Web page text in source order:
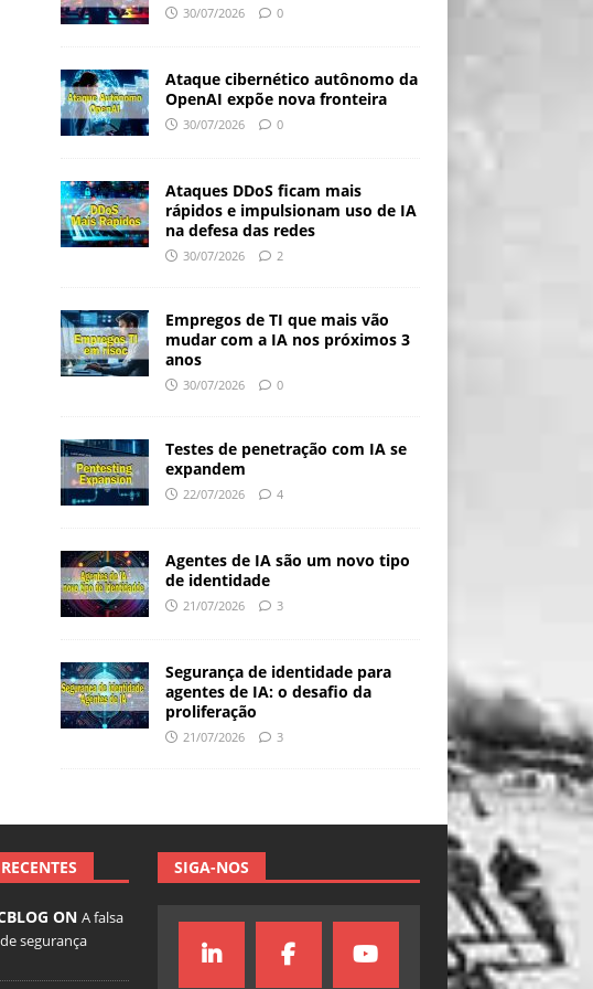
30/07/2026 0
Ataque cibernético autônomo da
OpenAI expõe nova fronteira
30/07/2026 0
Ataques DDoS ficam mais
rápidos e impulsionam uso de IA
na defesa das redes
30/07/2026 2
Empregos de TI que mais vão
mudar com a IA nos próximos 3
anos
30/07/2026 0
Testes de penetração com IA se
expandem
22/07/2026 4
Agentes de IA são um novo tipo
de identidade
21/07/2026 3
Segurança de identidade para
agentes de IA: o desafio da
proliferação
21/07/2026 3
ON A falsa
segurança
SIGA-NOS